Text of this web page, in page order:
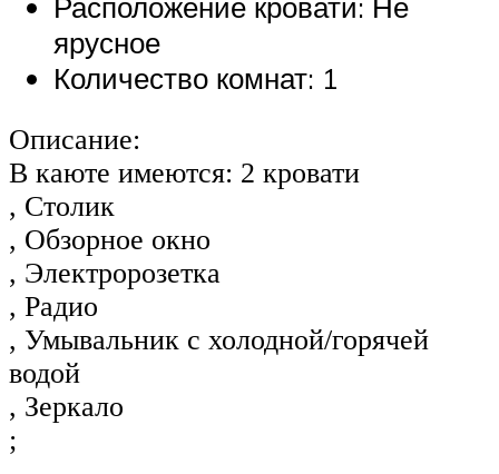
ярусное
Количество комнат: 1
Описание:
В каюте имеются: 2 кровати
, Столик
, Обзорное окно
, Электророзетка
, Радио
, Умывальник с холодной/горячей
водой
, Зеркало
;